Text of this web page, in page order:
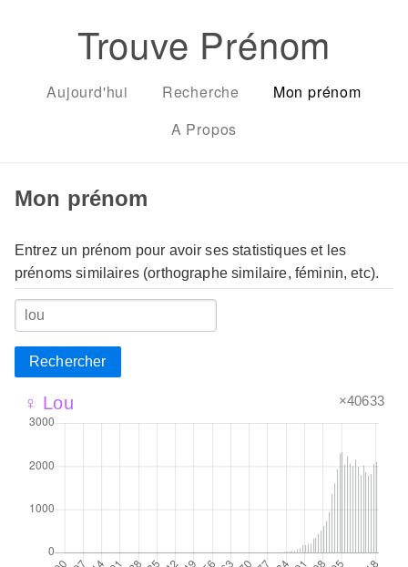
Trouve Prénom
Aujourd'hui Recherche
Mon prénom
A Propos
Mon prénom
Entrez un prénom pour avoir ses statistiques et les
prénoms similaires (orthographe similaire, féminin, etc).
Rechercher
♀ Lou ×40633